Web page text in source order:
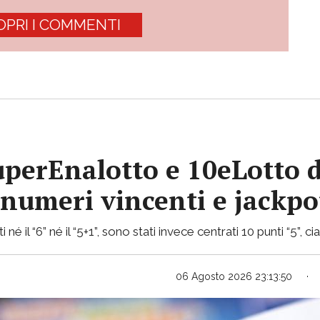
I COMMENTI
e 10eLotto
vincenti e
il “6” né il “5+1”, sono stati invece centrati 10 punti “5”,
06 Agosto 2026 23:13:50